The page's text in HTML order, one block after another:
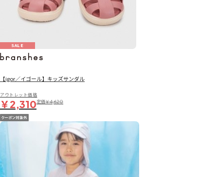
SALE
【igor／イゴール】キッズサンダル
アウトレット価格
￥2,310定価￥4,620